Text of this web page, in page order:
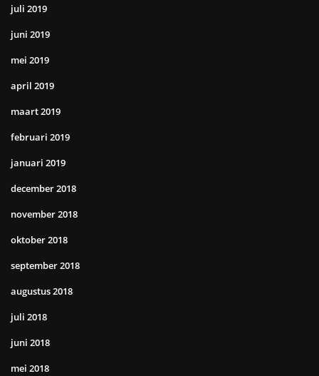
juli 2019
juni 2019
mei 2019
april 2019
maart 2019
februari 2019
januari 2019
december 2018
november 2018
oktober 2018
september 2018
augustus 2018
juli 2018
juni 2018
mei 2018